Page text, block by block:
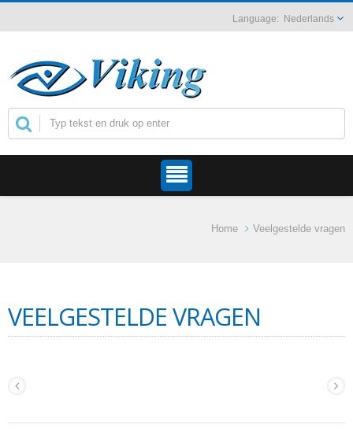
Nederlands
Home Veelgestelde vragen
VEELGESTELDE VRAGEN